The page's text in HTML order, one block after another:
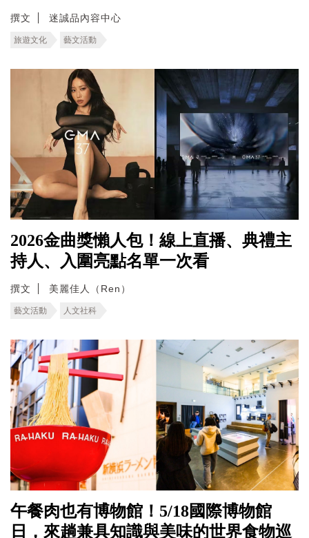
撰文 迷誠品內容中心
旅遊文化 藝文活動
2026金曲獎懶人包！線上直播、典禮主
持人、入圍亮點名單一次看
撰文 美麗佳人（Ren）
藝文活動 人文社科
午餐肉也有博物館！5/18國際博物館
日，來趟兼具知識與美味的世界食物巡